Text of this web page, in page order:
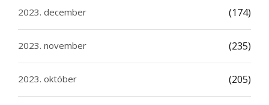
2023. december (174)
2023. november (235)
2023. október (205)